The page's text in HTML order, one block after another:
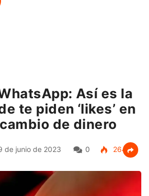
Así es la
te piden ‘likes’ en
de dinero
de junio de 2023 0 264